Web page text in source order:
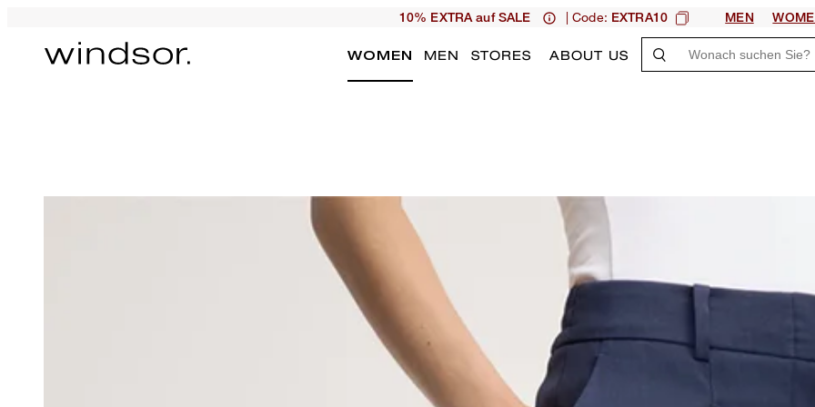
10% EXTRA auf SALE | Code: EXTRA10 MEN
WOMEN MEN STORES ABOUT US